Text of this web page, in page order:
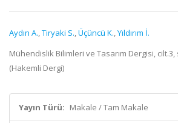
Aydın A.,Tiryaki S.,Üçüncü K.,Yıldırım İ.
Mühendislik Bilimleri ve Tasarım Dergisi, cilt.3,
(Hakemli Dergi)
Yayın Türü: Makale / Tam Makale